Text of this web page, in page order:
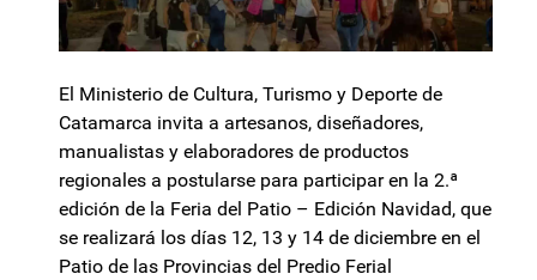
El Ministerio de Cultura, Turismo y Deporte de
Catamarca invita a artesanos, diseñadores,
manualistas y elaboradores de productos
regionales a postularse para participar en la 2.ª
edición de la Feria del Patio – Edición Navidad, que
se realizará los días 12, 13 y 14 de diciembre en el
Patio de las Provincias del Predio Ferial